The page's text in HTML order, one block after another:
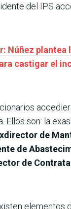
del IPS
Núñez plantea
castigar el
Ellos son: la
de
de
de
elementos